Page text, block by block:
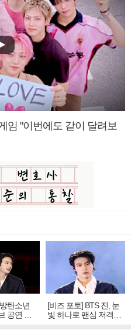
임 "이번에도 같이 달려보
탄소년
공연 중
아우라
[비즈 포토] BTS 진, 눈
빛 하나로 팬심 저격…
독보적 카리스마